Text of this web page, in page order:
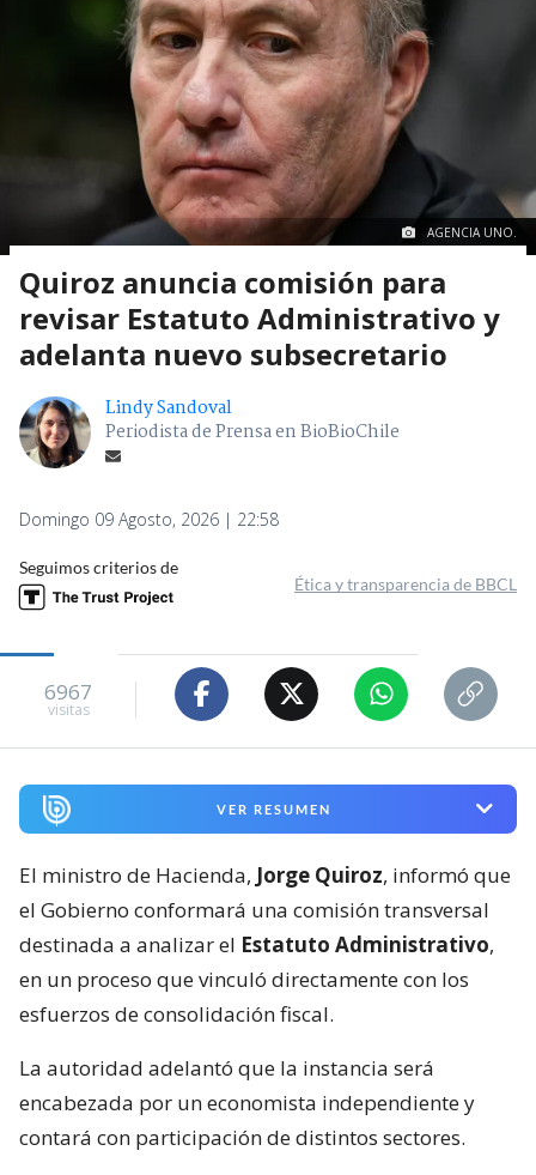
AGENCIA UNO.
Quiroz anuncia comisión para
revisar Estatuto Administrativo y
adelanta nuevo subsecretario
Lindy Sandoval
Periodista de Prensa en BioBioChile
Domingo 09 Agosto, 2026 | 22:58
Seguimos criterios de
Ética y transparencia de BBCL
6967
visitas
VER RESUMEN
El ministro de Hacienda, Jorge Quiroz, informó que
el Gobierno conformará una comisión transversal
destinada a analizar el Estatuto Administrativo,
en un proceso que vinculó directamente con los
esfuerzos de consolidación fiscal.
La autoridad adelantó que la instancia será
encabezada por un economista independiente y
contará con participación de distintos sectores.